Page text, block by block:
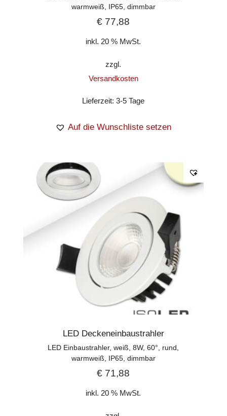
warmweiß, IP65, dimmbar
€ 77,88
inkl. 20 % MwSt.
zzgl.
Versandkosten
Lieferzeit:3-5 Tage
Auf die Wunschliste setzen
LED Deckeneinbaustrahler
LED Einbaustrahler, weiß, 8W, 60°, rund,
warmweiß, IP65, dimmbar
€ 71,88
inkl. 20 % MwSt.